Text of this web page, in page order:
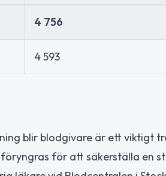
4 756
4 593
blir blodgivare är ett viktigt
för att säkerställa en